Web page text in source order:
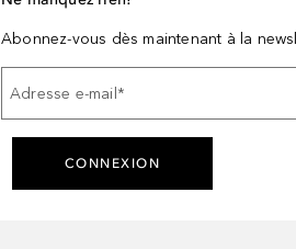
Abonnez-vous dès maintenant à la
Adresse e-mail *
CONNEXION